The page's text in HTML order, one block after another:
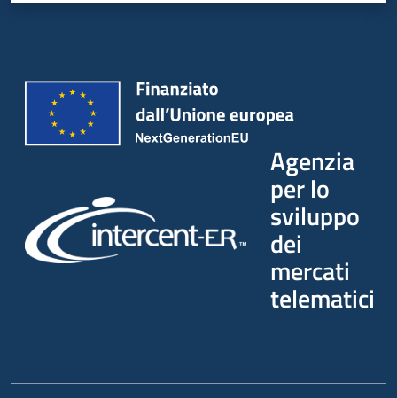
Agenzia
per lo
sviluppo
dei
mercati
telematici